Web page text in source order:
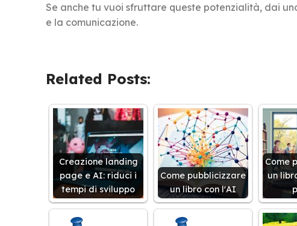
Se anche tu vuoi sfruttare queste potenzialità, dai
e la comunicazione.
Related Posts:
Creazione landing
page e AI: riduci i
tempi di sviluppo
Come pubblicizzare
un libro con l'AI
Come
un